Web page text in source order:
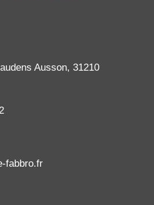
Ausson, 31210
fabbro.fr